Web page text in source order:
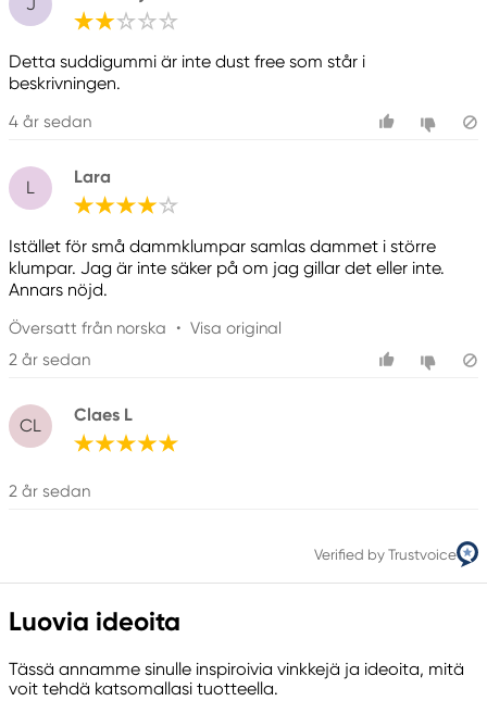
Detta suddigummi är inte dust free som står i
beskrivningen.
4 år sedan
L
Lara
Istället för små dammklumpar samlas dammet i större
klumpar. Jag är inte säker på om jag gillar det eller inte.
Annars nöjd.
Översatt från norska • Visa original
2 år sedan
CL
Claes L
2 år sedan
Verified by Trustvoice
Luovia ideoita
Tässä annamme sinulle inspiroivia vinkkejä ja ideoita, mitä
voit tehdä katsomallasi tuotteella.